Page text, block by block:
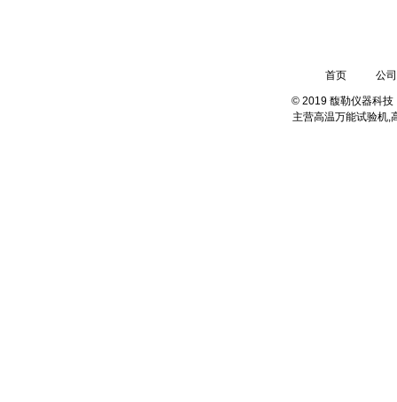
首页 公
© 2019 馥勒仪器科技
主营高温万能试验机,